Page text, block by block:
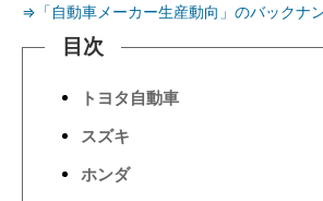
⇒「自動車メーカー生産動向」のバックナ
目次
トヨタ自動車
スズキ
ホンダ